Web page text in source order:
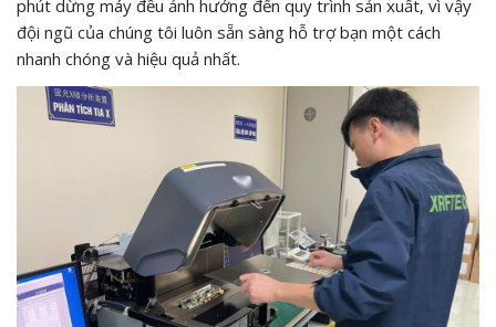
phút dừng máy đều ảnh hưởng đến quy trình sản xuất, vì vậy
đội ngũ của chúng tôi luôn sẵn sàng hỗ trợ bạn một cách
nhanh chóng và hiệu quả nhất.